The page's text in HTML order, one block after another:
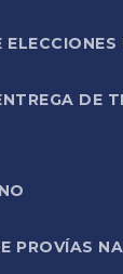
DE
PROVÍAS